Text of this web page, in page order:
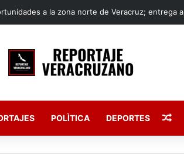
POLÌTICA DEPORTES